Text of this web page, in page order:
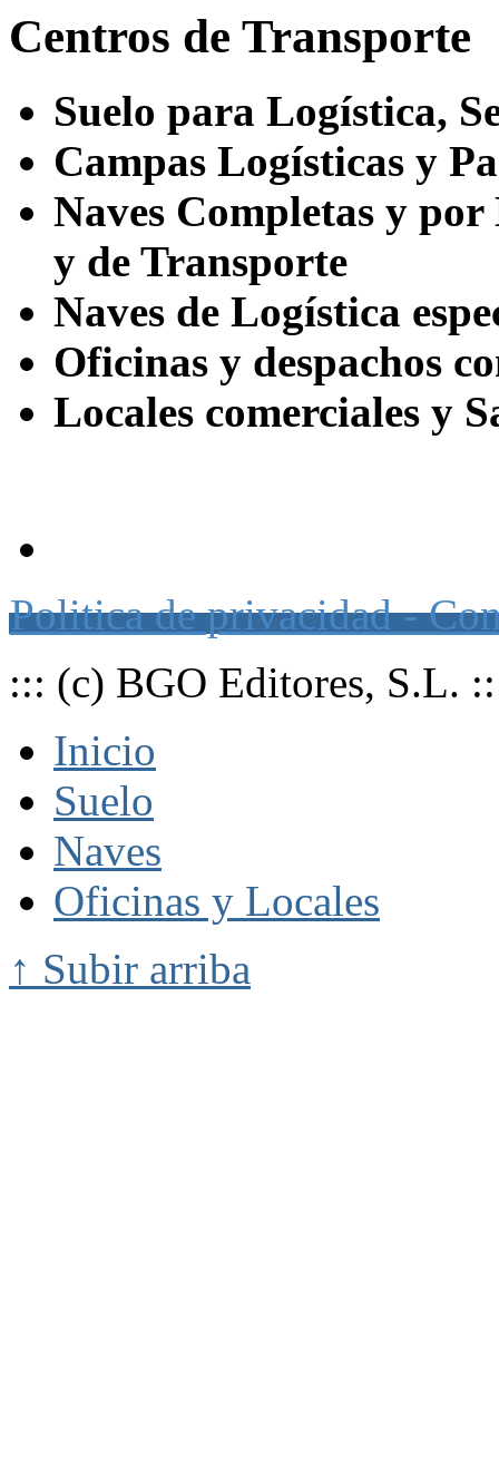
Centros de Transporte
Suelo para Logística,
Campas Logísticas y
Naves Completas y
y de Transporte
Naves de Logística
Oficinas y despachos
Locales comerciales y
Politica de privacidad -
::: (c) BGO Editores, S.L.
Inicio
Suelo
Naves
Oficinas y Locales
↑ Subir arriba